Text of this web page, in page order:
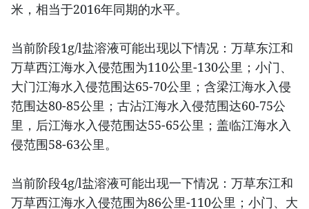
米，相当于2016年同期的水平。
当前阶段1g/l盐溶液可能出现以下情况：万草东江和
万草西江海水入侵范围为110公里-130公里；小门、
大门江海水入侵范围达65-70公里；含梁江海水入侵
范围达80-85公里；古沾江海水入侵范围达60-75公
里，后江海水入侵范围达55-65公里；盖临江海水入
侵范围58-63公里。
当前阶段4g/l盐溶液可能出现一下情况：万草东江和
万草西江海水入侵范围为86公里-110公里；小门、大